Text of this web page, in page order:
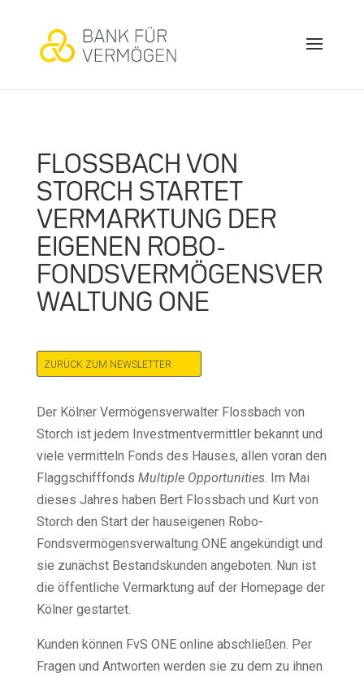
FLOSSBACH VON
STORCH STARTET
VERMARKTUNG DER
EIGENEN ROBO-
FONDSVERMÖGENSVER
WALTUNG ONE
ZURÜCK ZUM NEWSLETTER
Der Kölner Vermögensverwalter Flossbach von
Storch ist jedem Investmentvermittler bekannt und
viele vermitteln Fonds des Hauses, allen voran den
Flaggschifffonds Multiple Opportunities. Im Mai
dieses Jahres haben Bert Flossbach und Kurt von
Storch den Start der hauseigenen Robo-
Fondsvermögensverwaltung ONE angekündigt und
sie zunächst Bestandskunden angeboten. Nun ist
die öffentliche Vermarktung auf der Homepage der
Kölner gestartet.
Kunden können FvS ONE online abschließen. Per
Fragen und Antworten werden sie zu dem zu ihnen